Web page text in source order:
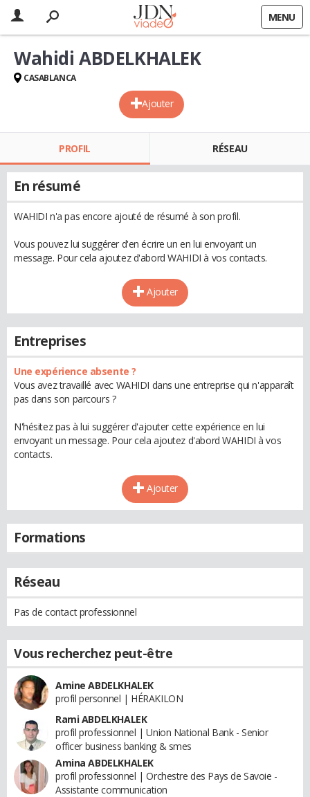
MENU
Ajouter
Wahidi ABDELKHALEK
CASABLANCA
PROFIL RÉSEAU
En résumé
WAHIDI n'a pas encore ajouté de résumé à son profil.
Vous pouvez lui suggérer d'en écrire un en lui envoyant un
message. Pour cela ajoutez d'abord WAHIDI à vos contacts.
Ajouter
Entreprises
Une expérience absente ?
Vous avez travaillé avec WAHIDI dans une entreprise qui n'apparaît
pas dans son parcours ?
N'hésitez pas à lui suggérer d'ajouter cette expérience en lui
envoyant un message. Pour cela ajoutez d'abord WAHIDI à vos
contacts.
Ajouter
Formations
Réseau
Pas de contact professionnel
Vous recherchez peut-être
Amine ABDELKHALEK
profil personnel | HÉRAKILON
Rami ABDELKHALEK
profil professionnel | Union National Bank - Senior
officer business banking & smes
Amina ABDELKHALEK
profil professionnel | Orchestre des Pays de Savoie -
Assistante communication